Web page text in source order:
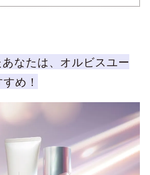
なたは、オルビスユー
め！